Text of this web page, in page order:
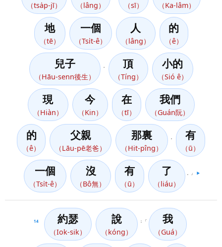
（tsa̍p-jī） （lâng） （sī） （Ka-lâm）
地
（tē）
一個
（Tsi̍t-ê）
人
（lâng）
的
（ê）
兒子
（Hāu-senn後生）
頂
（Tíng）
小的
（Sió ê）
現
（Hiàn）
今
（Kin）
在
（tī）
我們
（Guán阮）
的
（ê）
父親
（Lāu-pē老爸）
那裏
（Hit-pîng）
有
（ū）
一個
（Tsi̍t-ê）
沒
（Bô無）
有
（ū）
了
（liáu）
。」 ▶️
14 約瑟
（Iok-sik）
說
（kóng）
：「 我
（Guá）